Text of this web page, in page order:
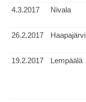
4.3.2017
Nivala
26.2.2017 Haapajärvi
19.2.2017 Lempäälä